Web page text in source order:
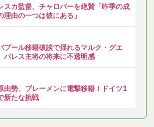
スカ監督、チャロバーを絶賛「昨季の成
理由の一つは彼にある」
プール移籍破談で揺れるマルク・グエ
パレス主将の将来に不透明感
由勢、ブレーメンに電撃移籍！ドイツ1
新たな挑戦